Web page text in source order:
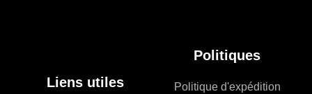
Liens utiles
Politiques
Politique d'expédition